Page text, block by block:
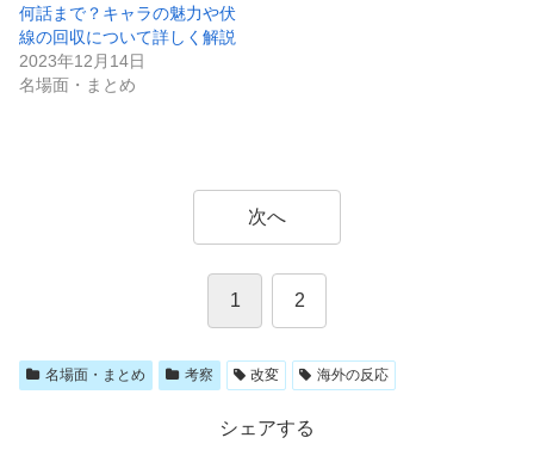
何話まで？キャラの魅力や伏
線の回収について詳しく解説
2023年12月14日
名場面・まとめ
次へ
1 2
名場面・まとめ 考察 改変 海外の反応
シェアする